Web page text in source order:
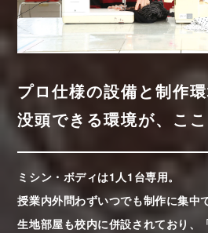
プロ仕様の設備と制作
没頭できる環境が、ここ
ミシン・ボディは1人1台専用。
授業内外問わずいつでも制作に集中
生地部屋も校内に併設されており、